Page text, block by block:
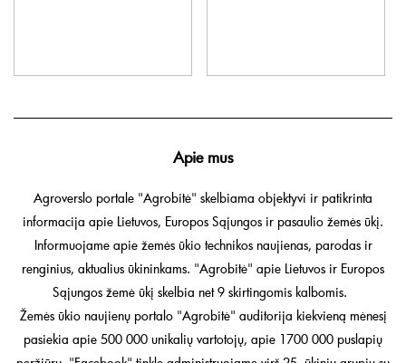
Apie mus
Agroverslo portale "Agrobitė" skelbiama objektyvi ir patikrinta
informacija apie Lietuvos, Europos Sąjungos ir pasaulio žemės ūkį.
Informuojame apie žemės ūkio technikos naujienas, parodas ir
renginius, aktualius ūkininkams. "Agrobitė" apie Lietuvos ir Europos
Sąjungos žemė ūkį skelbia net 9 skirtingomis kalbomis.
Žemės ūkio naujienų portalo "Agrobitė" auditorija kiekvieną mėnesį
pasiekia apie 500 000 unikalių vartotojų, apie 1700 000 puslapių